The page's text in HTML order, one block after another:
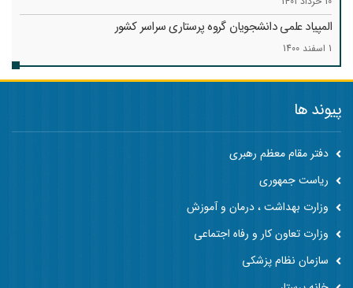
المپیاد علمی دانشجویان گروه پرستاری سراسر کشور
1 اسفند 1400
پیوند ها
دفتر مقام معظم رهبری
ریاست جمهوری
وزارت بهداشت ، درمان و آموزش
وزارت تعاون کار و رفاه اجتماعی
سازمان نظام پزشکی